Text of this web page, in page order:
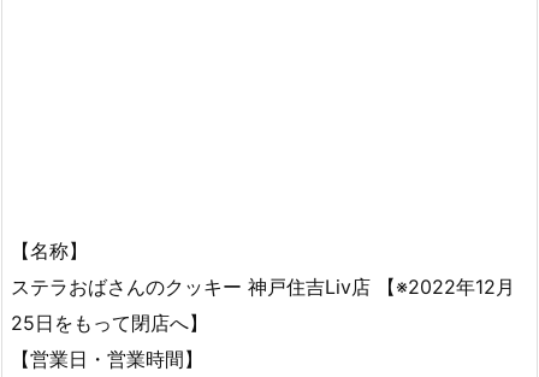
【名称】
ステラおばさんのクッキー 神戸住吉Liv店 【※2022年12月
25日をもって閉店へ】
【営業日・営業時間】